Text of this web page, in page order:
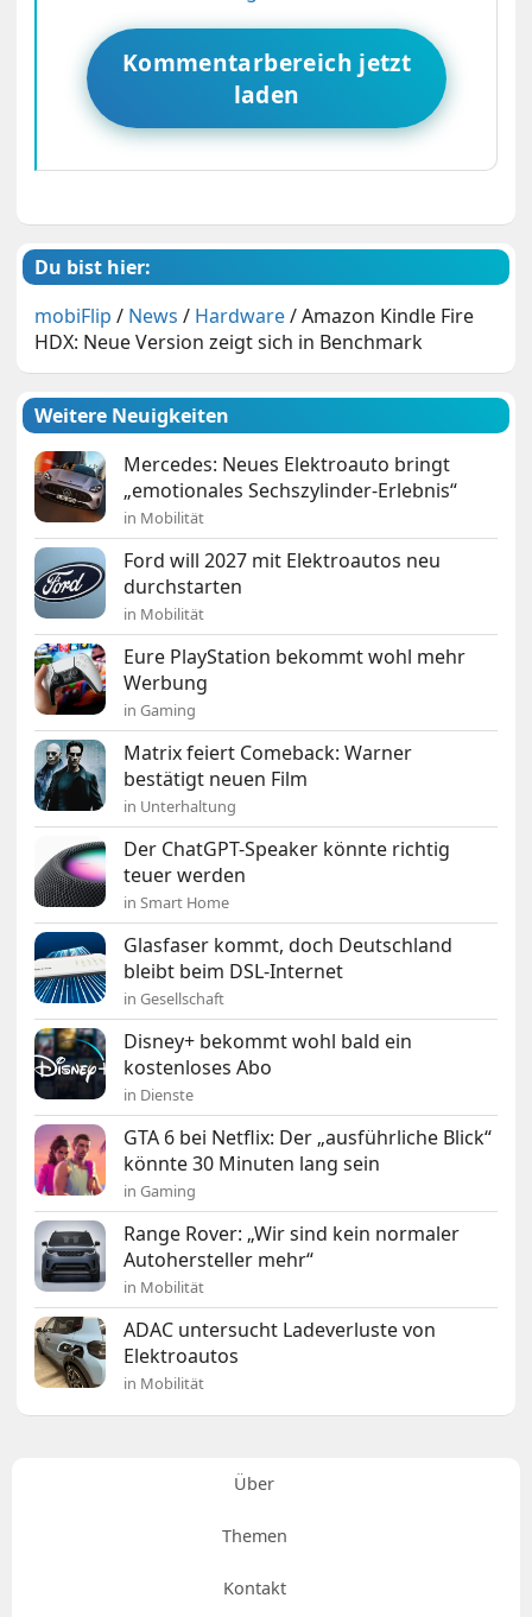
Kommentarbereich jetzt
laden
Du bist hier:
mobiFlip / News / Hardware/Amazon Kindle Fire
HDX: Neue Version zeigt sich in Benchmark
Weitere Neuigkeiten
Mercedes: Neues Elektroauto bringt
„emotionales Sechszylinder-Erlebnis“
in Mobilität
Ford will 2027 mit Elektroautos neu
durchstarten
in Mobilität
Eure PlayStation bekommt wohl mehr
Werbung
in Gaming
Matrix feiert Comeback: Warner
bestätigt neuen Film
in Unterhaltung
Der ChatGPT-Speaker könnte richtig
teuer werden
in Smart Home
Glasfaser kommt, doch Deutschland
bleibt beim DSL-Internet
in Gesellschaft
Disney+ bekommt wohl bald ein
kostenloses Abo
in Dienste
GTA 6 bei Netflix: Der „ausführliche Blick“
könnte 30 Minuten lang sein
in Gaming
Range Rover: „Wir sind kein normaler
Autohersteller mehr“
in Mobilität
ADAC untersucht Ladeverluste von
Elektroautos
in Mobilität
Über
Themen
Kontakt